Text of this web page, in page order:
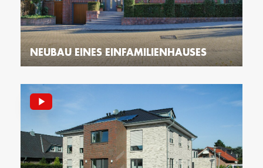
NEUBAU EINES EINFAMILIENHAUSES